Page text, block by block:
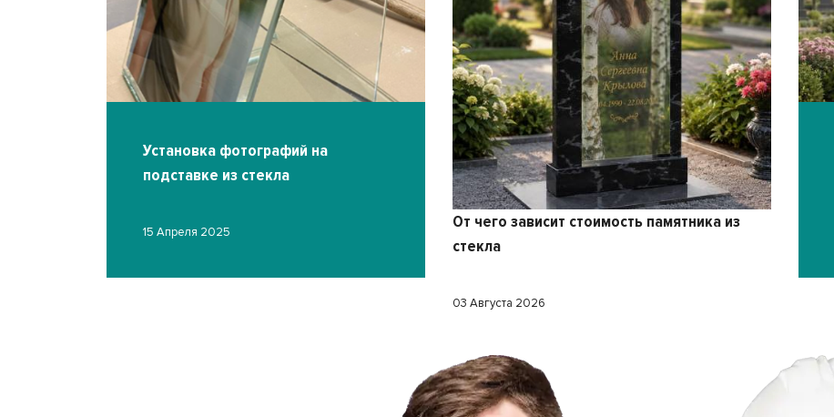
Установка фотографий на
подставке из стекла
15 Апреля 2025
От чего зависит стоимость памятника из
стекла
03 Августа 2026